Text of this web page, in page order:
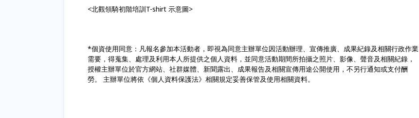
<北觀領騎初階培訓T-shirt 示意圖>
*個資使用同意：凡報名參加本活動者，即視為同意主辦單位因活動辦理、宣傳推廣、成果紀錄及相關行政作業
需要，得蒐集、處理及利用本人所提供之個人資料，並同意活動期間所拍攝之照片、影像、聲音及相關紀錄，
授權主辦單位於官方網站、社群媒體、新聞露出、成果報告及相關宣傳用途公開使用，不另行通知或支付酬
勞。 主辦單位將依《個人資料保護法》相關規定妥善保管及使用相關資料。